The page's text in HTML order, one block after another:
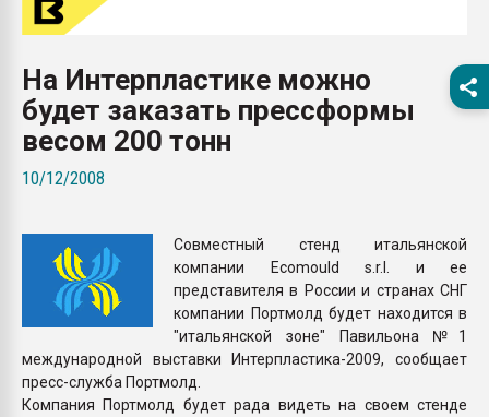
пластмасс
28.07.2026
ситуацией на
ПЕРЕЙТИ НА
На Интерпластике можно
будет заказать прессформы
весом 200 тонн
10/12/2008
Совместный стенд итальянской
компании Ecomould s.r.l. и ее
представителя в России и странах СНГ
компании Портмолд будет находится в
"итальянской зоне" Павильона №1
международной выставки Интерпластика-2009, сообщает
пресс-служба Портмолд.
Компания Портмолд будет рада видеть на своем стенде